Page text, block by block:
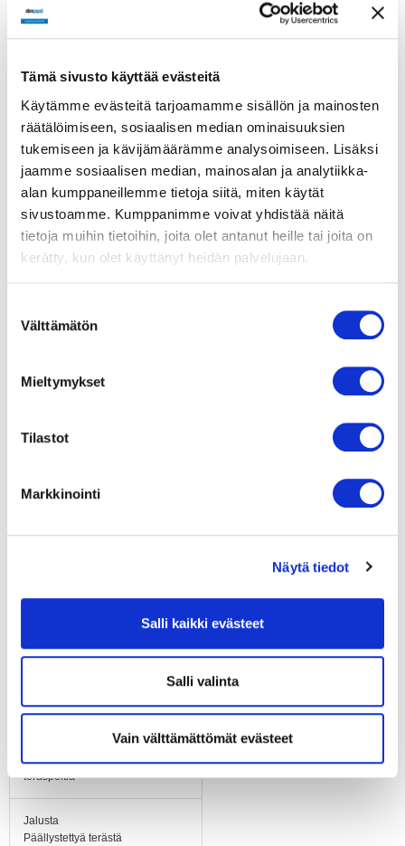
Tämä sivusto käyttää evästeitä
Käytämme evästeitä tarjoamamme sisällön ja mainosten
räätälöimiseen, sosiaalisen median ominaisuuksien
tukemiseen ja kävijämäärämme analysoimiseen. Lisäksi
jaamme sosiaalisen median, mainosalan ja analytiikka-
alan kumppaneillemme tietoja siitä, miten käytät
sivustoamme. Kumppanimme voivat yhdistää näitä
tietoja muihin tietoihin, joita olet antanut heille tai joita on
kerätty, kun olet käyttänyt heidän palvelujaan.
valinta
Välttämätön
Mieltymykset
Tilastot
Markkinointi
Näytä tiedot
Salli kaikki evästeet
Salli valinta
Vain välttämättömät evästeet
Pyörimissuunta
Myötäpäivään roottoriin
päin katsottuna
M3G 084-DF
Moottorin malli
Elektronisesti kommutoitu
integroidulla
ohjaustekniikalla
Moottorisuoja / Suoja
alijännite-/vaihehäiriötunnistus,
Imukartio galvanoitua
teräspeltiä
Jalusta
Päällystettyä terästä